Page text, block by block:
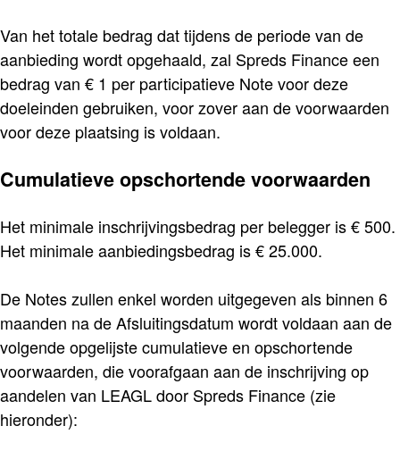
Van het totale bedrag dat tijdens de periode van de
aanbieding wordt opgehaald, zal Spreds Finance een
bedrag van € 1 per participatieve Note voor deze
doeleinden gebruiken, voor zover aan de voorwaarden
voor deze plaatsing is voldaan.
Cumulatieve opschortende voorwaarden
Het minimale inschrijvingsbedrag per belegger is € 500.
Het minimale aanbiedingsbedrag is € 25.000.
De Notes zullen enkel worden uitgegeven als binnen 6
maanden na de Afsluitingsdatum wordt voldaan aan de
volgende opgelijste cumulatieve en opschortende
voorwaarden, die voorafgaan aan de inschrijving op
aandelen van LEAGL door Spreds Finance (zie
hieronder):